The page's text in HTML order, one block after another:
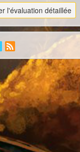
l'évaluation détaillée